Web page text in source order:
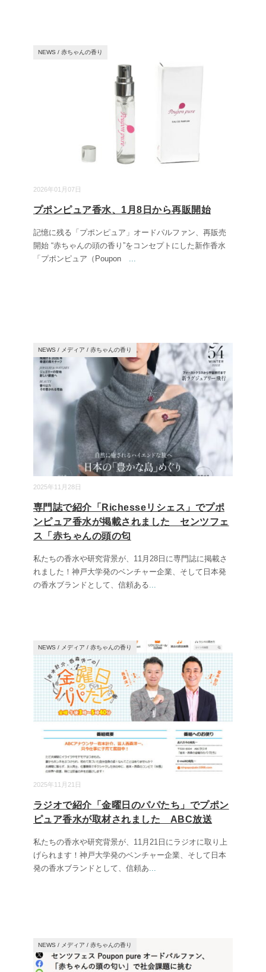
2026年01月07日
NEWS / 赤ちゃんの香り
プポンピュア香水、1月8日から再販開始
記憶に残る「プポンピュア」オードパルファン、再販売
開始 “赤ちゃんの頭の香り”をコンセプトにした新作香水
「プポンピュア（Poupon ...
2025年11月28日
NEWS / メディア / 赤ちゃんの香り
専門誌で紹介「Richesseリシェス」でプポ
ンピュア香水が掲載されました センツフェ
ス「赤ちゃんの頭の匂
私たちの香水や研究背景が、11月28日に専門誌に掲載さ
れました！神戸大学発のベンチャー企業、そして日本発
の香水ブランドとして、信頼ある...
2025年11月21日
NEWS / メディア / 赤ちゃんの香り
ラジオで紹介「金曜日のパパたち」でプポン
ピュア香水が取材されました ABC放送
私たちの香水や研究背景が、11月21日にラジオに取り上
げられます！神戸大学発のベンチャー企業、そして日本
発の香水ブランドとして、信頼あ...
NEWS / メディア / 赤ちゃんの香り